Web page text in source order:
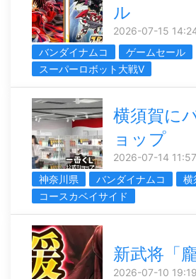
ル
2026-07-15
バンダイナムコ
ゲームセール
スーパーロボット大戦V
横須賀に
ョップ
2026-07-14
神奈川県
バンダイナムコ 横
コースカベイサイド
新武将「
2026-07-10